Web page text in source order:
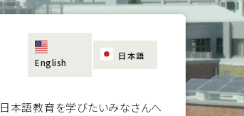
English
日本語
日本語教育を学びたいみなさんへ